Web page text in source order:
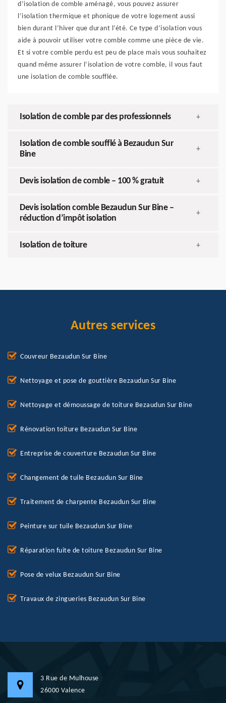
d’isolation de comble aménagé, vous pouvez assurer
l’isolation thermique et phonique de votre logement aussi
bien durant l’hiver que durant l’été. Ce type d’isolation vous
aide à pouvoir utiliser votre comble comme une pièce de vie.
Et si votre comble perdu est peu de place mais vous souhaitez
quand même assurer l’isolation de votre comble, il vous faut
une isolation de comble soufflée.
Isolation de comble par des professionnels +
Isolation de comble soufflé à Bezaudun Sur
Bine
+
Devis isolation de comble – 100 % gratuit +
Devis isolation comble Bezaudun Sur Bine –
réduction d’impôt isolation
+
Isolation de toiture +
Autres services
Couvreur Bezaudun Sur Bine
Nettoyage et pose de gouttière Bezaudun Sur Bine
Nettoyage et démoussage de toiture Bezaudun Sur Bine
Rénovation toiture Bezaudun Sur Bine
Entreprise de couverture Bezaudun Sur Bine
Changement de tuile Bezaudun Sur Bine
Traitement de charpente Bezaudun Sur Bine
Peinture sur tuile Bezaudun Sur Bine
Réparation fuite de toiture Bezaudun Sur Bine
Pose de velux Bezaudun Sur Bine
Travaux de zingueries Bezaudun Sur Bine
3 Rue de Mulhouse
26000 Valence